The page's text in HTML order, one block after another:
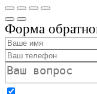
Форма